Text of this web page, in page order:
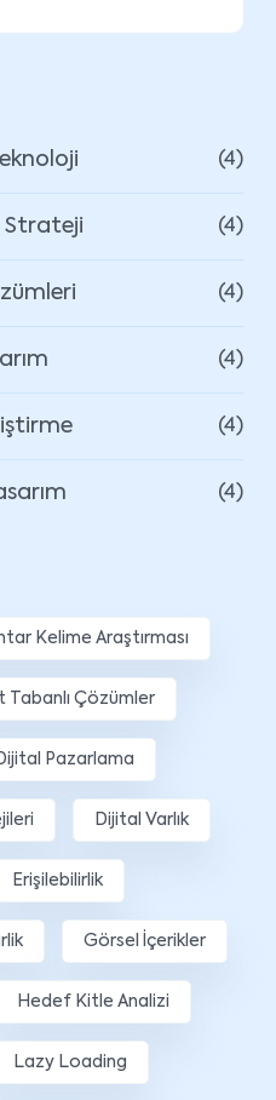
(4)
Strateji (4)
(4)
(4)
(4)
(4)
Kelime Araştırması
Tabanlı Çözümler
Pazarlama
Dijital Varlık
Erişilebilirlik
Görsel İçerikler
Hedef Kitle Analizi
Lazy Loading